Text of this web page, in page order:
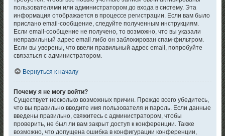
пользователями или администратором до входа в систему. Эта
информация отображается в процессе регистрации. Если вам было
прислано email-сообщение, следуйте полученным инструкциям.
Если email-сообщение не получено, то возможно, что вы указали
неправильный адрес email либо он заблокирован спам-фильтром.
Если вы уверены, что ввели правильный адрес email, попробуйте
связаться с администратором.
Вернуться к началу
Почему я не могу войти?
Существует несколько возможных причин. Прежде всего убедитесь,
что вы правильно вводите имя пользователя и пароль. Если данные
введены правильно, свяжитесь с администратором, чтобы
проверить, не был ли вам закрыт доступ к конференции. Также
возможно, что допущена ошибка в конфигурации конференции,